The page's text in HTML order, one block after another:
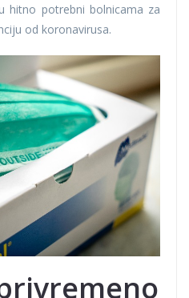
hitno potrebni bolnicama za
od koronavirusa.